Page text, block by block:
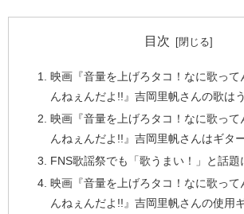
目次
映画『音量を上げろタコ！なに歌って
んねぇんだよ!!』吉岡里帆さんの歌は
映画『音量を上げろタコ！なに歌って
んねぇんだよ!!』吉岡里帆さんはギタ
FNS歌謡祭でも「歌うまい！」と話題
映画『音量を上げろタコ！なに歌って
んねぇんだよ!!』吉岡里帆さんの使用